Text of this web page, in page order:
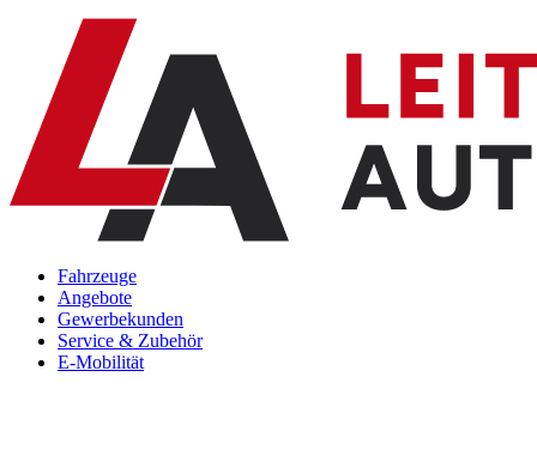
Fahrzeuge
Angebote
Gewerbekunden
Service & Zubehör
E-Mobilität